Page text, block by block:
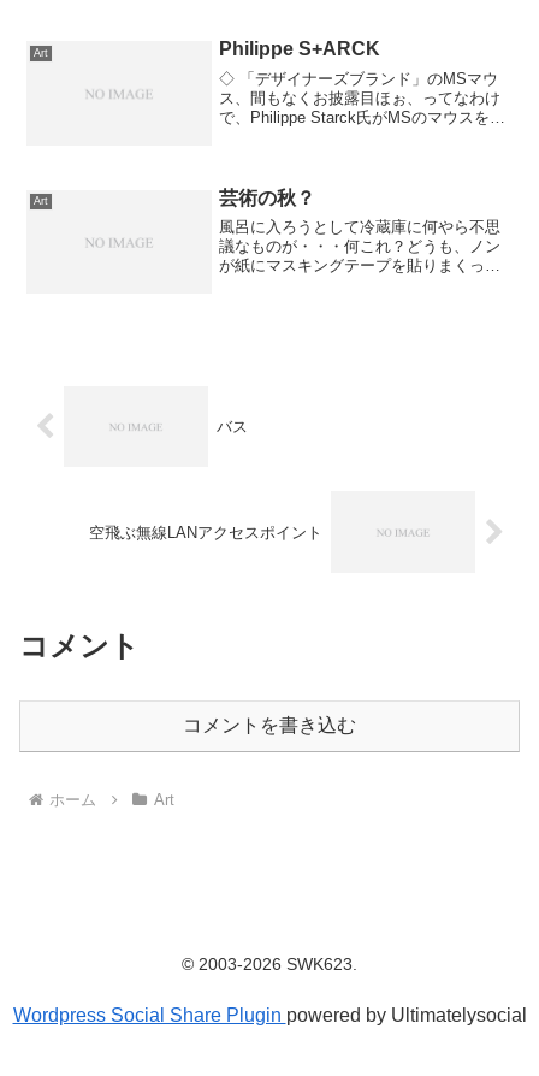
は、「やべぇ、つまんねかも...
Art Philippe S+ARCK
◇ 「デザイナーズブランド」のMSマウ
ス、間もなくお披露目ほぉ、ってなわけ
で、Philippe Starck氏がMSのマウスをデ
なん...
Art 芸術の秋？
風呂に入ろうとして冷蔵庫に何やら不思
議なものが・・・何これ？どうも、ノン
が紙にマスキングテープを貼りまくった
バス
空飛ぶ無線LANアクセスポイント
コメント
コメントを書き込む
ホーム Art
© 2003-2026 SWK623.
Wordpress Social Share Plugin powered by Ultimatelysocial